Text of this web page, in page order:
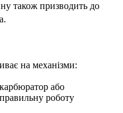
також призводить до
на механізми:
або
роботу